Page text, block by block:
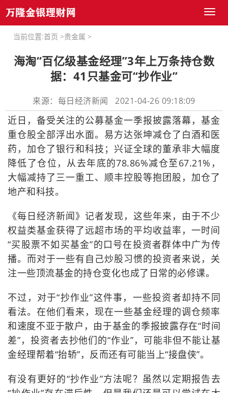
Toggle
当前位置:首页 >贵金属 >
海淘“百亿级基金经理”3年上万条持仓数
据：41只基金可“抄作业”
来源：每日经济新闻 2021-04-26 09:18:09
近日，备受关注的公募基金一季报披露落幕，基金
重仓股全部浮出水面。易方达张坤减仓了白酒和医
药，加仓了银行和科技；兴证全球的董承非大幅度
降低了仓位，从去年底的78.86%减仓至67.21%，
大幅减持了三一重工、顺丰控股等抱团股，加仓了
地产和科技。
《每日经济新闻》记者发现，这些年来，由于不少
权益类基金获得了远超市场的平均收益率，一时间
“买股票不如买基金”的口号在投资者群体中广为传
播。而对于一些有自己炒股习惯的投资者来说，关
注一些顶流基金的持仓变化也成了日常的必修课。
不过，对于“抄作业”这件事，一些投资者却持不同
看法。在他们看来，现在一些基金经理的调仓频率
和速度不亚于散户，由于基金的季报披露存在“时间
差”，投资者去抄他们的“作业”，可能非但不能让基
金经理帮着“抬轿”，反而还有可能当上“接盘侠”。
有没有更好的“抄作业”方法呢？虽然以定期报告去